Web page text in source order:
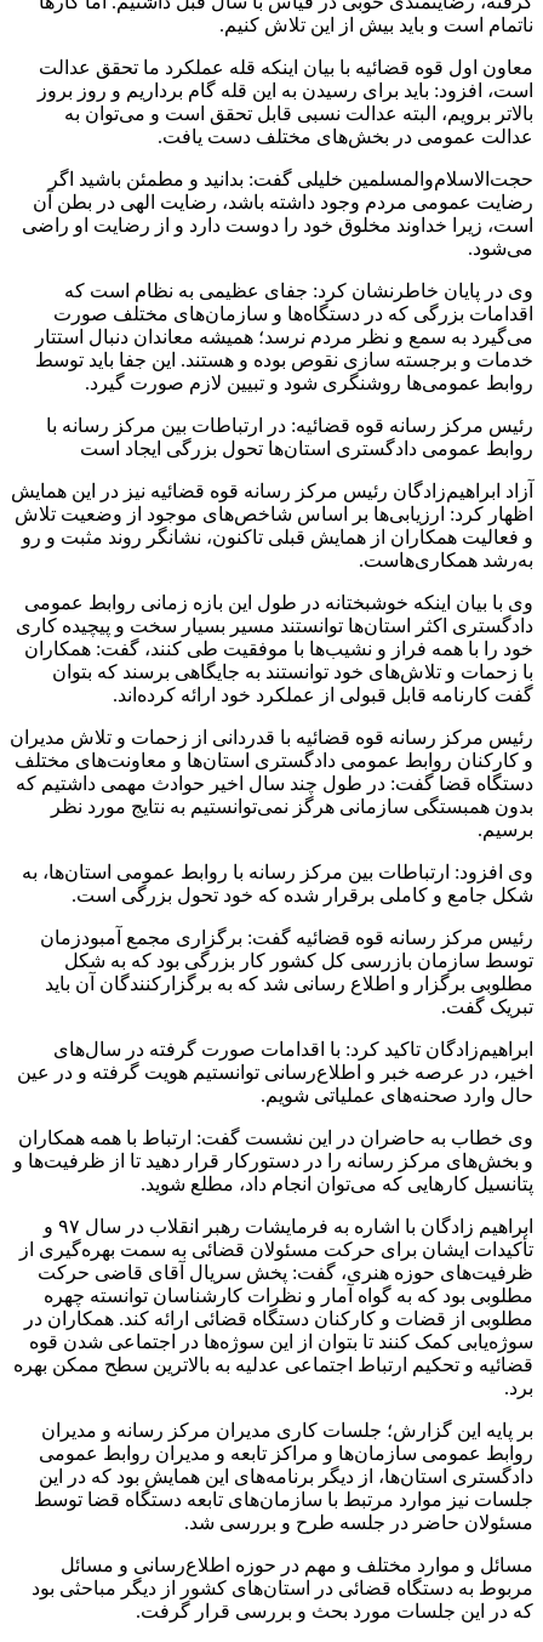
ناتمام است و باید بیش از این تلاش کنیم.
معاون اول قوه قضائیه با بیان اینکه قله عملکرد ما تحقق عدالت
است، افزود: باید برای رسیدن به این قله گام برداریم و روز بروز
بالاتر برویم، البته عدالت نسبی قابل تحقق است و می‌توان به
عدالت عمومی در بخش‌های مختلف دست یافت.
حجت‌الاسلام‌والمسلمین خلیلی گفت: بدانید و مطمئن باشید اگر
رضایت عمومی مردم وجود داشته باشد، رضایت الهی در بطن آن
است، زیرا خداوند مخلوق خود را دوست دارد و از رضایت او راضی
می‌شود.
وی در پایان خاطرنشان کرد: جفای عظیمی به نظام است که
اقدامات بزرگی که در دستگاه‌ها و سازمان‌های مختلف صورت
می‌گیرد به سمع و نظر مردم نرسد؛ همیشه معاندان دنبال استتار
خدمات و برجسته سازی نقوص بوده و هستند. این جفا باید توسط
روابط عمومی‌ها روشنگری شود و تبیین لازم صورت گیرد.
رئیس مرکز رسانه قوه قضائیه: در ارتباطات بین مرکز رسانه با
روابط عمومی دادگستری استان‌ها تحول بزرگی ایجاد است
آزاد ابراهیم‌زادگان رئیس مرکز رسانه قوه قضائیه نیز در این همایش
اظهار کرد: ارزیابی‌ها بر اساس شاخص‌های موجود از وضعیت تلاش
و فعالیت همکاران از همایش قبلی تاکنون، نشانگر روند مثبت و رو
به‌رشد همکاری‌هاست.
وی با بیان اینکه خوشبختانه در طول این بازه زمانی روابط عمومی
دادگستری اکثر استان‌ها توانستند مسیر بسیار سخت و پیچیده کاری
خود را با همه فراز و نشیب‌ها با موفقیت طی کنند، گفت: همکاران
با زحمات و تلاش‌های خود توانستند به جایگاهی برسند که بتوان
گفت کارنامه قابل قبولی از عملکرد خود ارائه کرده‌اند.
رئیس مرکز رسانه قوه قضائیه با قدردانی از زحمات و تلاش مدیران
و کارکنان روابط عمومی دادگستری استان‌ها و معاونت‌های مختلف
دستگاه قضا گفت: در طول چند سال اخیر حوادث مهمی داشتیم که
بدون همبستگی سازمانی هرگز نمی‌توانستیم به نتایج مورد نظر
برسیم.
وی افزود: ارتباطات بین مرکز رسانه با روابط عمومی استان‌ها، به
شکل جامع و کاملی برقرار شده که خود تحول بزرگی است.
رئیس مرکز رسانه قوه قضائیه گفت: برگزاری مجمع آمبودزمان
توسط سازمان بازرسی کل کشور کار بزرگی بود که به شکل
مطلوبی برگزار و اطلاع رسانی شد که به برگزارکنندگان آن باید
تبریک گفت.
ابراهیم‌زادگان تاکید کرد: با اقدامات صورت گرفته در سال‌های
اخیر، در عرصه خبر و اطلاع‌رسانی توانستیم هویت گرفته و در عین
حال وارد صحنه‌های عملیاتی شویم.
وی خطاب به حاضران در این نشست گفت: ارتباط با همه همکاران
و بخش‌های مرکز رسانه را در دستورکار قرار دهید تا از ظرفیت‌ها و
پتانسیل کارهایی که می‌توان انجام داد، مطلع شوید.
ابراهیم زادگان با اشاره به فرمایشات رهبر انقلاب در سال ۹۷ و
تأکیدات ایشان برای حرکت مسئولان قضائی به سمت بهره‌گیری از
ظرفیت‌های حوزه هنری، گفت: پخش سریال آقای قاضی حرکت
مطلوبی بود که به گواه آمار و نظرات کارشناسان توانسته چهره
مطلوبی از قضات و کارکنان دستگاه قضائی ارائه کند. همکاران در
سوژه‌یابی کمک کنند تا بتوان از این سوژه‌ها در اجتماعی شدن قوه
قضائیه و تحکیم ارتباط اجتماعی عدلیه به بالاترین سطح ممکن بهره
برد.
بر پایه این گزارش؛ جلسات کاری مدیران مرکز رسانه و مدیران
روابط عمومی سازمان‌ها و مراکز تابعه و مدیران روابط عمومی
دادگستری استان‌ها، از دیگر برنامه‌های این همایش بود که در این
جلسات نیز موارد مرتبط با سازمان‌های تابعه دستگاه قضا توسط
مسئولان حاضر در جلسه طرح و بررسی شد.
مسائل و موارد مختلف و مهم در حوزه اطلاع‌رسانی و مسائل
مربوط به دستگاه قضائی در استان‌های کشور از دیگر مباحثی بود
که در این جلسات مورد بحث و بررسی قرار گرفت.